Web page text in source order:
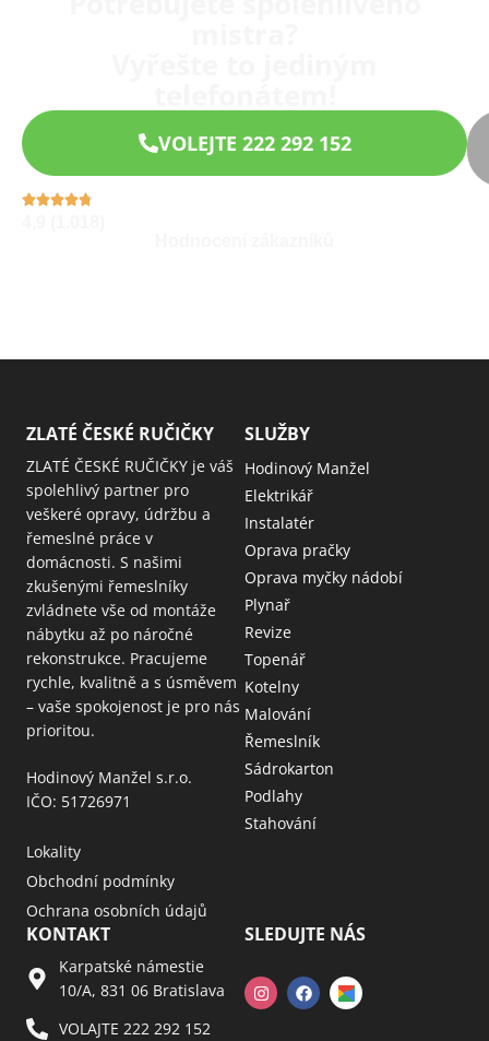
VOLEJTE 222 292 152
ZLATÉ ČESKÉ RUČIČKY
ZLATÉ ČESKÉ RUČIČKY je váš
spolehlivý partner pro
veškeré opravy, údržbu a
řemeslné práce v
domácnosti. S našimi
zkušenými řemeslníky
zvládnete vše od montáže
nábytku až po náročné
rekonstrukce. Pracujeme
rychle, kvalitně a s úsměvem
– vaše spokojenost je pro nás
prioritou.
Hodinový Manžel s.r.o.
IČO: 51726971
Lokality
Obchodní podmínky
Ochrana osobních údajů
SLUŽBY
Hodinový Manžel
Elektrikář
Instalatér
Oprava pračky
Oprava myčky nádobí
Plynař
Revize
Topenář
Kotelny
Malování
Řemeslník
Sádrokarton
Podlahy
Stahování
KONTAKT
Karpatské námestie
10/A, 831 06 Bratislava
VOLAJTE 222 292 152
SLEDUJTE NÁS